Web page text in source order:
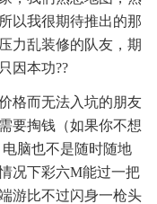
以我很期待推出的那
力乱装修的队友，期
因本功??
格而无法入坑的朋友
要掏钱（如果你不想
脑也不是随时随地
况下彩六M能过一把
游比不过闪身一枪头